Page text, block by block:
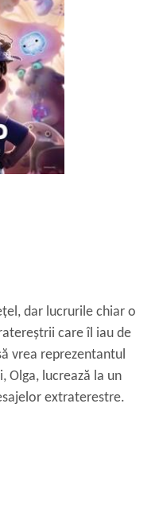
dar lucrurile chiar o
care îl iau de
vrea reprezentantul
Olga, lucrează la un
extraterestre.